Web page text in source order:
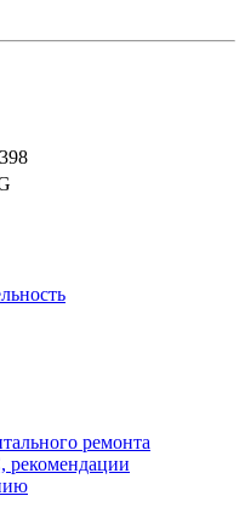
ремонта